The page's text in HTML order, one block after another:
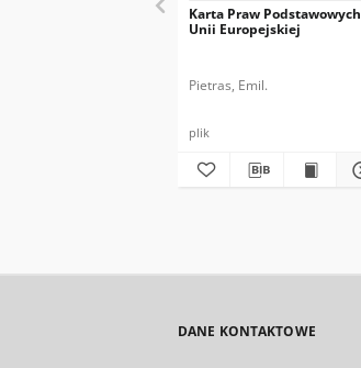
Karta Praw Podstawowych
Unii Europejskiej
Pietras, Emil.
plik
DANE KONTAKTOWE